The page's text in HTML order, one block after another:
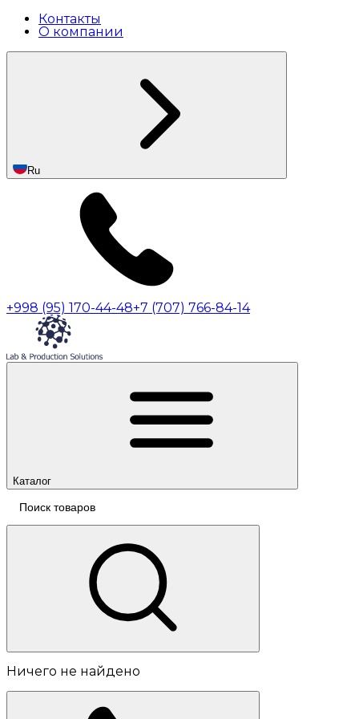
Контакты
О компании
Ru
+998 (95) 170-44-48+7 (707) 766-84-14
Каталог
Ничего не найдено